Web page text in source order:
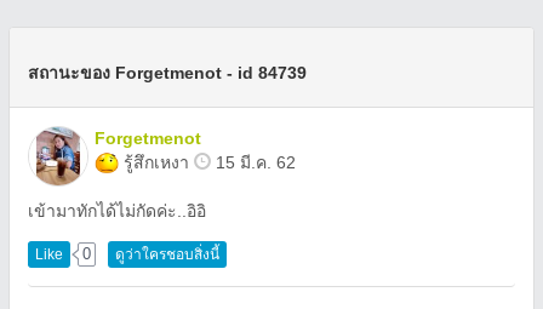
สถานะของ Forgetmenot - id 84739
Forgetmenot
รู้สึกเหงา
15 มี.ค. 62
เข้ามาทักได้ไม่กัดค่ะ..อิอิ
Like 0 ดูว่าใครชอบสิ่งนี้